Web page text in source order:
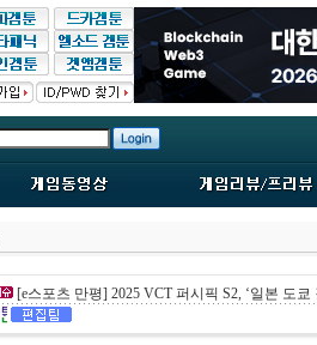
[e스포츠 만평] 2025 VCT 퍼시픽 S2, ‘일본 도쿄